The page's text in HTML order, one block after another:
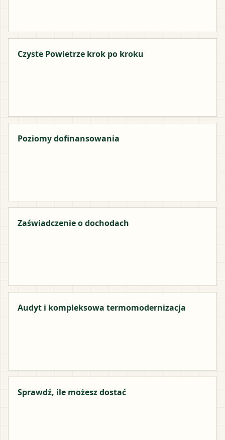
Czyste Powietrze krok po kroku
Poziomy dofinansowania
Zaświadczenie o dochodach
Audyt i kompleksowa termomodernizacja
Sprawdź, ile możesz dostać